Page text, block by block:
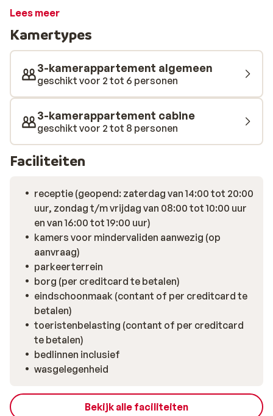
De dichtstbijzijnde lift ‘Plan du Moulin’ is te vinden op
winkeltjes is te vinden op 250 meter. De appartementen
zijn verspreid over een aantal chalets, die elk ruimte
bieden aan 2 tot 4 appartementen. De appartementen
zijn modern ingericht, met veel gebruik van hout, wat
het die echte chalet uitstraling meegeeft.
Lees meer
Kamertypes
3-kamerappartement algemeen
geschikt voor 2 tot 6 personen
3-kamerappartement cabine
geschikt voor 2 tot 8 personen
Faciliteiten
receptie (geopend: zaterdag van 14:00 tot 20:00
uur, zondag t/m vrijdag van 08:00 tot 10:00 uur
en van 16:00 tot 19:00 uur)
kamers voor mindervaliden aanwezig (op
aanvraag)
parkeerterrein
borg (per creditcard te betalen)
eindschoonmaak (contant of per creditcard te
betalen)
toeristenbelasting (contant of per creditcard
te betalen)
bedlinnen inclusief
wasgelegenheid
Bekijk alle faciliteiten